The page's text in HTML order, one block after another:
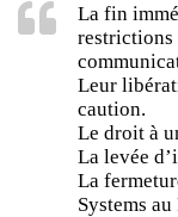
La fin
restrictions
Leur
caution.
Le droit à
La levée
La
Systems